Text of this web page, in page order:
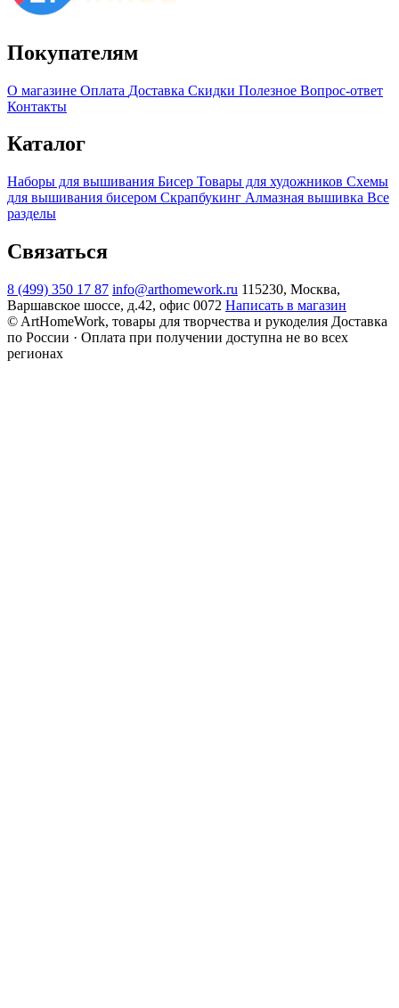
Покупателям
О магазине Оплата Доставка Скидки Полезное Вопрос-ответ
Контакты
Каталог
Наборы для вышивания Бисер Товары для художников Схемы
для вышивания бисером Скрапбукинг Алмазная вышивка Все
разделы
Связаться
8 (499) 350 17 87 info@arthomework.ru 115230, Москва,
Варшавское шоссе, д.42, офис 0072 Написать в магазин
© ArtHomeWork, товары для творчества и рукоделия Доставка
по России · Оплата при получении доступна не во всех
регионах